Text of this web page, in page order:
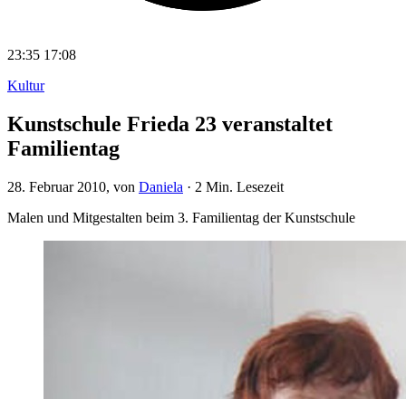
23:35 17:08
Kultur
Kunstschule Frieda 23 veranstaltet
Familientag
28. Februar 2010, von Daniela · 2 Min. Lesezeit
Malen und Mitgestalten beim 3. Familientag der Kunstschule